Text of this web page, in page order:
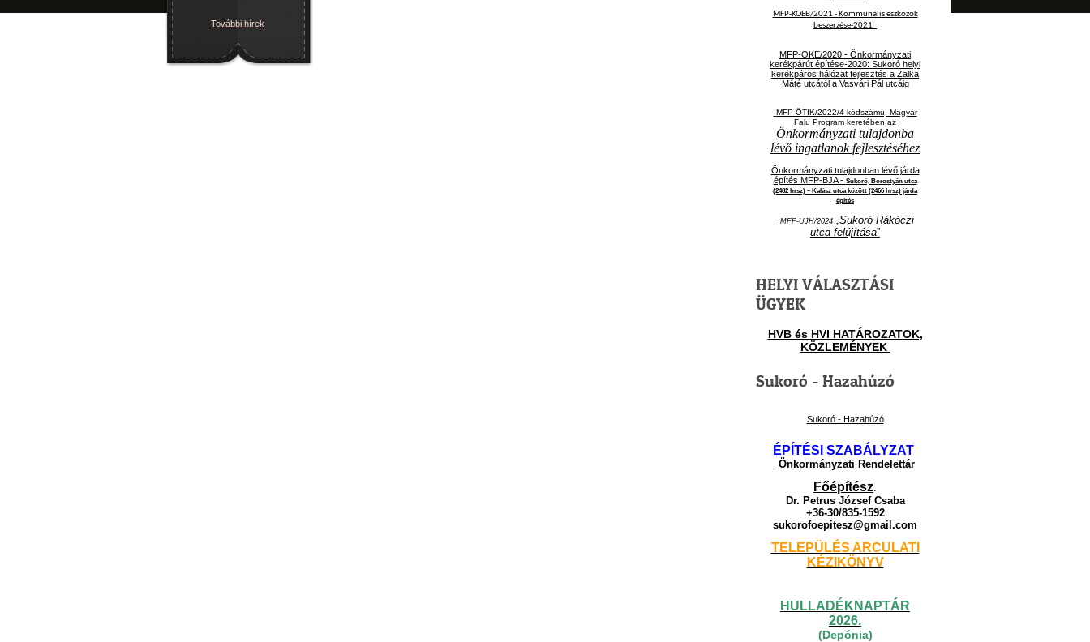
További hírek
MFP-KOEB/2021 - Kommunális eszközök
beszerzése-2021
MFP-OKE/2020 - Önkormányzati
kerékpárút építése-2020: Sukoró helyi
kerékpáros hálózat fejlesztés a Zalka
Máté utcától a Vasvári Pál utcáig
MFP-ÖTIK/2022/4 kódszámú, Magyar
Falu Program keretében az
Önkormányzati tulajdonba
lévő ingatlanok fejlesztéséhez
Önkormányzati tulajdonban lévő járda
építés MFP-BJA - Sukoró, Borostyán utca
(2482 hrsz) – Kalász utca között (2466 hrsz) járda
építés
MFP-UJH/2024„ Sukoró Rákóczi
utca felújítása”
HELYI VÁLASZTÁSI
ÜGYEK
HVB és HVI HATÁROZATOK,
KÖZLEMÉNYEK
Sukoró - Hazahúzó
Sukoró - Hazahúzó
ÉPÍTÉSI SZABÁLYZAT
Önkormányzati Rendelettár
Főépítész:
Dr. Petrus József Csaba
+36-30/835-1592
sukorofoepitesz@gmail.com
TELEPÜLÉS ARCULATI
KÉZIKÖNYV
HULLADÉKNAPTÁR
2026.
(Depónia)